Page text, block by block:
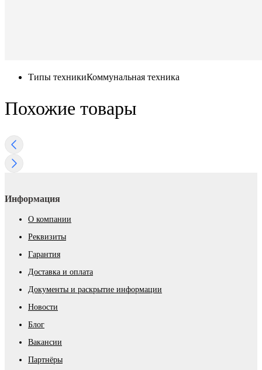
Типы техникиКоммунальная техника
Похожие товары
Информация
О компании
Реквизиты
Гарантия
Доставка и оплата
Документы и раскрытие информации
Новости
Блог
Вакансии
Партнёры